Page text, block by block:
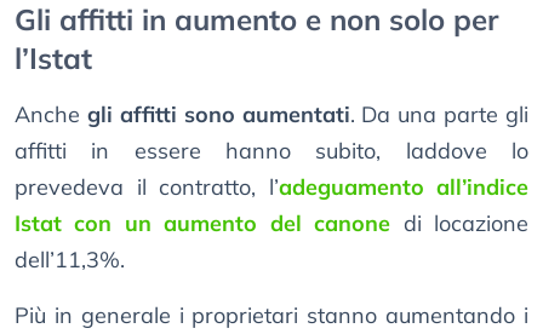
Gli affitti in aumento e non solo per
l’Istat
Anche gli affitti sono aumentati. Da una parte gli
affitti in essere hanno subito, laddove lo
prevedeva il contratto, l’adeguamento all’indice
Istat con un aumento del canone di locazione
dell’11,3%.
Più in generale i proprietari stanno aumentando i